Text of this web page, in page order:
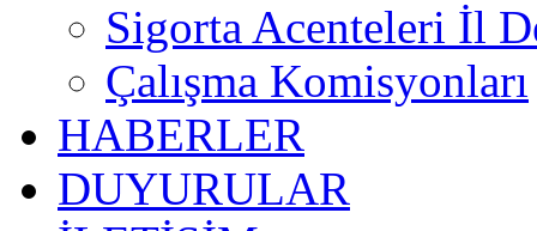
Sigorta Acenteleri İl
Çalışma Komisyonları
HABERLER
DUYURULAR